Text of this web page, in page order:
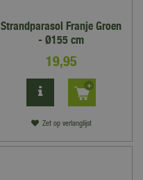
Strandparasol Franje Groen
- Ø155 cm
19,95
Zet op verlanglijst